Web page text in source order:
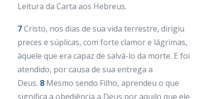
Leitura da Carta aos Hebreus.
7Cristo, nos dias de sua vida terrestre, dirigiu
preces e súplicas, com forte clamor e lágrimas,
àquele que era capaz de salvá-lo da morte. E foi
atendido, por causa de sua entrega a
Deus. 8 Mesmo sendo Filho, aprendeu o que
significa a obediência a Deus por aquilo que ele